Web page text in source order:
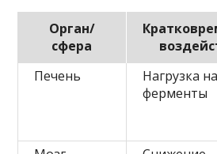
Орган/
сфера
Печень
Нагрузка на
ферменты